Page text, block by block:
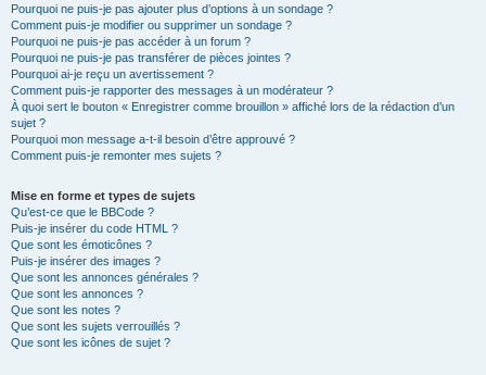
Pourquoi ne puis-je pas ajouter plus d’options à un sondage ?
Comment puis-je modifier ou supprimer un sondage ?
Pourquoi ne puis-je pas accéder à un forum ?
Pourquoi ne puis-je pas transférer de pièces jointes ?
Pourquoi ai-je reçu un avertissement ?
Comment puis-je rapporter des messages à un modérateur ?
À quoi sert le bouton « Enregistrer comme brouillon » affiché lors de la rédaction d’un
sujet ?
Pourquoi mon message a-t-il besoin d’être approuvé ?
Comment puis-je remonter mes sujets ?
Mise en forme et types de sujets
Qu’est-ce que le BBCode ?
Puis-je insérer du code HTML ?
Que sont les émoticônes ?
Puis-je insérer des images ?
Que sont les annonces générales ?
Que sont les annonces ?
Que sont les notes ?
Que sont les sujets verrouillés ?
Que sont les icônes de sujet ?